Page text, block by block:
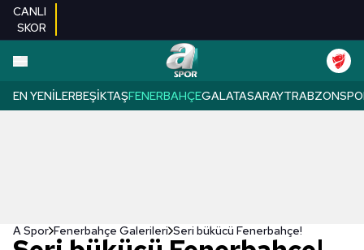
CANLI
SKOR
EN YENILERBEŞIKTAŞFENERBAHÇEGALATASARAY
A Spor Fenerbahçe Galerileri Seri bükücü Fenerbahçe!